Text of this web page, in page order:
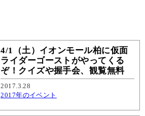
4/1（土）イオンモール柏に仮面
ライダーゴーストがやってくる
ぞ！クイズや握手会、観覧無料
2017.3.28
2017年のイベント